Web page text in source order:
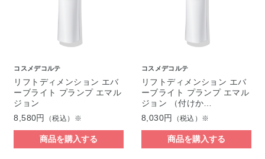
コスメデコルテ
リフトディメンション エバ
ーブライト プランプ エマル
ジョン
8,580円
（税込）※
商品を購入する
コスメデコルテ
リフトディメンション エバ
ーブライト プランプ エマル
ジョン （付けか…
8,030円
（税込）※
商品を購入する